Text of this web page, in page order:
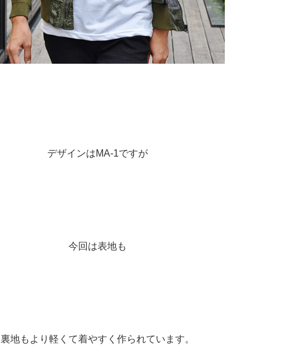
デザインはMA-1ですが
今回は表地も
裏地もより軽くて着やすく作られています。